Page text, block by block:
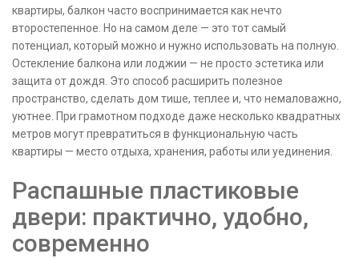
квартиры, балкон часто воспринимается как нечто
второстепенное. Но на самом деле — это тот самый
потенциал, который можно и нужно использовать на полную.
Остекление балкона или лоджии — не просто эстетика или
защита от дождя. Это способ расширить полезное
пространство, сделать дом тише, теплее и, что немаловажно,
уютнее. При грамотном подходе даже несколько квадратных
метров могут превратиться в функциональную часть
квартиры — место отдыха, хранения, работы или уединения.
Распашные пластиковые
двери: практично, удобно,
современно